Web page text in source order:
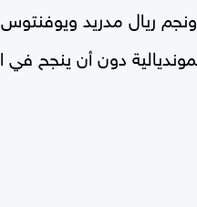
ريال مدريد ويوفنتوس
دون أن ينجح في